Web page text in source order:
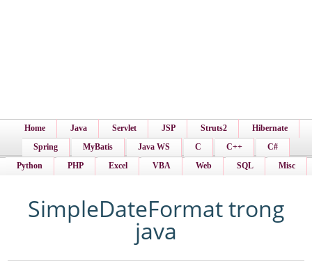
Home Java Servlet JSP Struts2
Hibernate
Spring
MyBatis Java WS C C++
C#
Python
PHP Excel VBA Web SQL Misc
SimpleDateFormat trong
java